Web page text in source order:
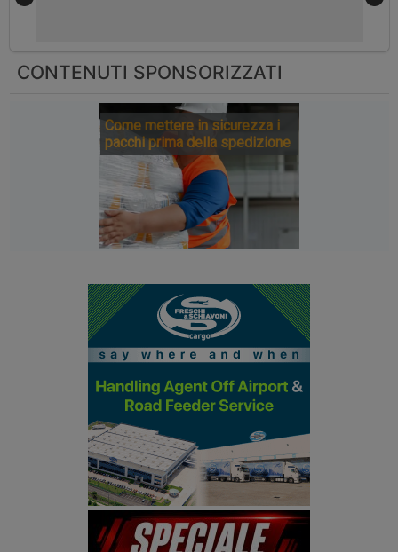
CONTENUTI SPONSORIZZATI
Come mettere in sicurezza i
pacchi prima della spedizione